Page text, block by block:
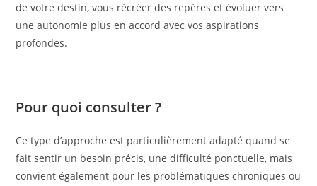
de votre destin, vous récréer des repères et évoluer vers
une autonomie plus en accord avec vos aspirations
profondes.
Pour quoi consulter ?
Ce type d’approche est particulièrement adapté quand se
fait sentir un besoin précis, une difficulté ponctuelle, mais
convient également pour les problématiques chroniques ou